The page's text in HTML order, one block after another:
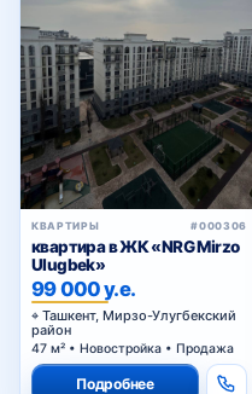
КВАРТИРЫ #000306
квартира в ЖК «NRG Mirzo
Ulugbek»
99 000 у.е.
Ташкент, Мирзо-Улугбекский
район
47 м² • Новостройка • Продажа
Подробнее